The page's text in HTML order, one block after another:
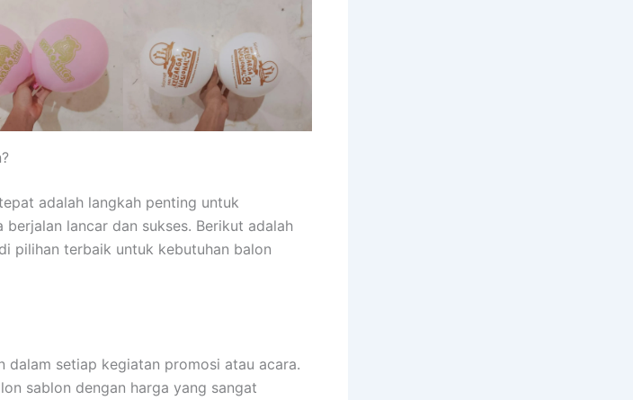
adalah langkah penting untuk
lancar dan sukses. Berikut adalah
pilihan terbaik untuk kebutuhan balon
dalam setiap kegiatan promosi atau acara.
sablon dengan harga yang sangat